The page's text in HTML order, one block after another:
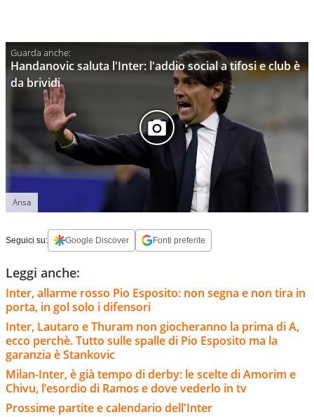
Handanovic saluta l'Inter: l'addio social a tifosi e club è
da brividi
Ansa
Seguici su: Google Discover Fonti preferite
Leggi anche:
Inter, allarme rosso Pio Esposito: non segna e non tira in
porta, in gol solo i difensori
Inter, Lautaro e Thuram non giocheranno la prima di A,
ecco perchè. Tutto sulle spalle di Pio Esposito ma la
garanzia è Stankovic
Milan-Inter, è già tempo di derby: le scelte di Amorim e
Chivu, l’esordio di Ramos e dove vederlo in tv
Prossime partite e calendario dell'Inter